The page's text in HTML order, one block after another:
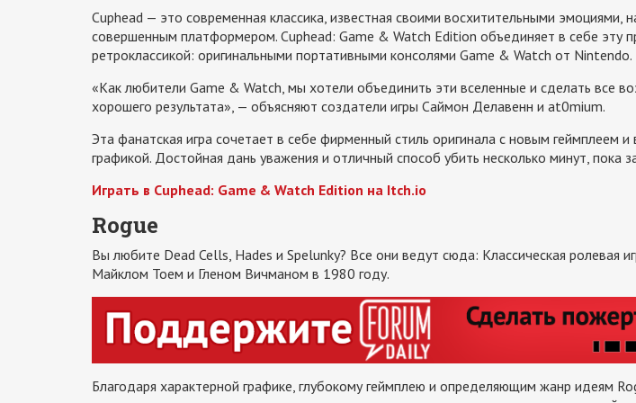
Cuphead — это современная классика, известная своими восхитительными эмоциями,
совершенным платформером. Cuphead: Game & Watch Edition объединяет в себе эту
ретроклассикой: оригинальными портативными консолями Game & Watch от Nintendo.
«Как любители Game & Watch, мы хотели объединить эти вселенные и сделать все
хорошего результата», — объясняют создатели игры Саймон Делавенн и at0mium.
Эта фанатская игра сочетает в себе фирменный стиль оригинала с новым геймплеем и
графикой. Достойная дань уважения и отличный способ убить несколько минут, пока
Играть в Cuphead: Game & Watch Edition на Itch.io
Rogue
Вы любите Dead Cells, Hades и Spelunky? Все они ведут сюда: Классическая ролевая
Майклом Тоем и Гленом Вичманом в 1980 году.
Благодаря характерной графике, глубокому геймплею и определяющим жанр идеям